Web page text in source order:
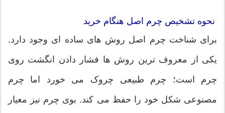
نحوه تشخیص چرم اصل هنگام خرید
برای شناخت چرم اصل روش های ساده ای وجود دارد.
یکی از معروف ترین روش ها فشار دادن انگشت روی
چرم است؛ چرم طبیعی چروک می خورد اما چرم
مصنوعی شکل خود را حفظ می کند. بوی چرم نیز معیار